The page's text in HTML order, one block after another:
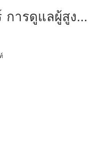
การดูแลผู้สูง
ง